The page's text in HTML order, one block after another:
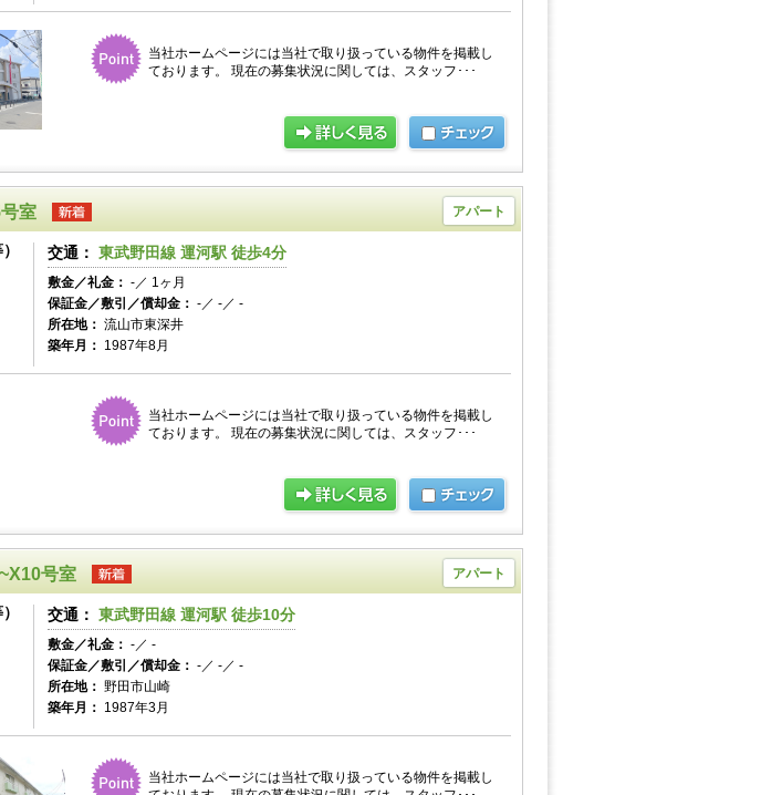
当社ホームページには当社で取り扱っている物件を掲載し
ております。 現在の募集状況に関しては、スタッフ･･･
室 アパート
交通： 東武野田線 運河駅 徒歩4分
敷金／礼金： -／ 1ヶ月
保証金／敷引／償却金： -／ -／ -
所在地： 流山市東深井
築年月： 1987年8月
当社ホームページには当社で取り扱っている物件を掲載し
ております。 現在の募集状況に関しては、スタッフ･･･
号室 アパート
交通： 東武野田線 運河駅 徒歩10分
敷金／礼金： -／ -
保証金／敷引／償却金： -／ -／ -
所在地： 野田市山崎
築年月： 1987年3月
当社ホームページには当社で取り扱っている物件を掲載し